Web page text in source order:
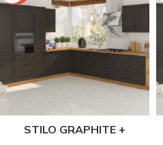
STILO GRAPHITE +